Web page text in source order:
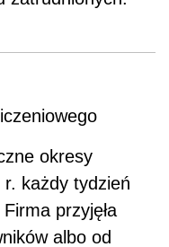
okresy
każdy tydzień
przyjęła
albo od